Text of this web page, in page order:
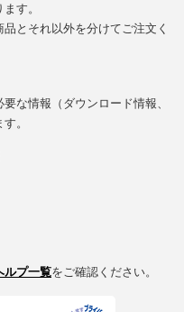
す。
とそれ以外を分けてご注文く
な情報（ダウンロード情報、
。
ルプ一覧をご確認ください。